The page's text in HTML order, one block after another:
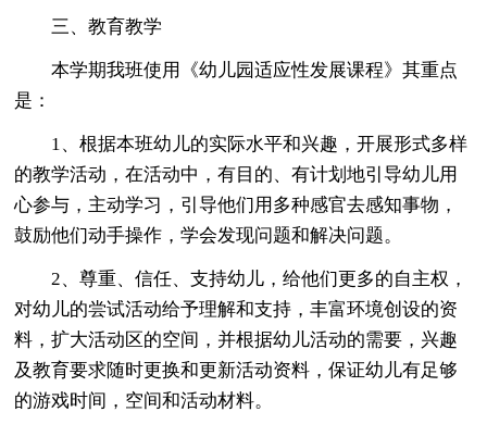
三、教育教学
本学期我班使用《幼儿园适应性发展课程》其重点
是：
1、根据本班幼儿的实际水平和兴趣，开展形式多样
的教学活动，在活动中，有目的、有计划地引导幼儿用
心参与，主动学习，引导他们用多种感官去感知事物，
鼓励他们动手操作，学会发现问题和解决问题。
2、尊重、信任、支持幼儿，给他们更多的自主权，
对幼儿的尝试活动给予理解和支持，丰富环境创设的资
料，扩大活动区的空间，并根据幼儿活动的需要，兴趣
及教育要求随时更换和更新活动资料，保证幼儿有足够
的游戏时间，空间和活动材料。